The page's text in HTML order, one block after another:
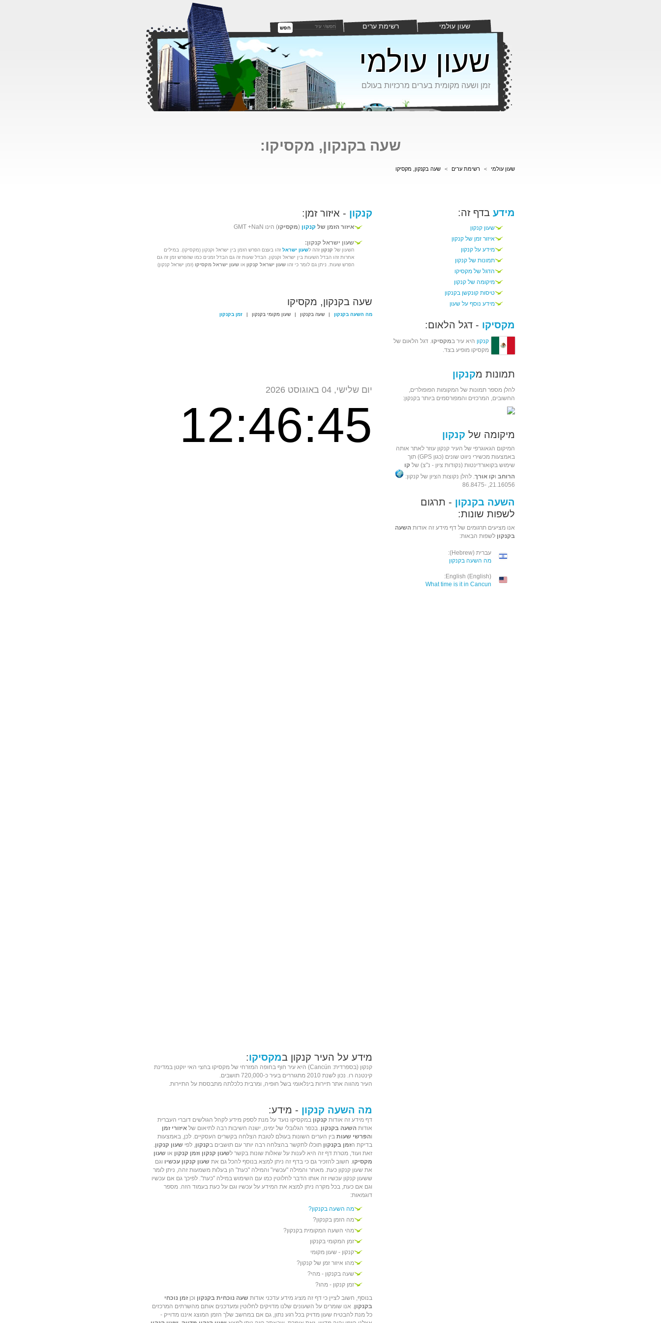
שעון עולמי רשימת ערים חפש
שעון עולמי
זמן ושעה מקומית בערים מרכזיות בעולם
שעה בקנקון, מקסיקו:
שעון עולמי > רשימת ערים > שעה בקנקון, מקסיקו
מידע בדף זה:
שעון קנקון
איזור זמן של קנקון
מידע על קנקון
תמונות של קנקון
הדגל של מקסיקו
מיקומה של קנקון
טיסות קונקשן בקנקון
מידע נוסף על שעון
מקסיקו - דגל הלאום:
קנקון היא עיר במקסיקו. דגל הלאום של
מקסיקו מופיע בצד.
תמונות מקנקון
להלן מספר תמונות של המקומות הפופולרים,
החשובים, המרכזים והמפורסמים ביותר בקנקון:
מיקומה של קנקון
המיקום הגאוגרפי של העיר קנקון עוזר לאתר אותה
באמצעות מכשירי ניווט שונים (כגון GPS) תוך
שימוש בקואורדינטות (נקודות ציון - נ"צ) של קו
הרוחב וקו אורך. להלן נקוצות הציון של קנקון:
21.16056, -86.8475
השעה בקנקון - תרגום
לשפות שונות:
אנו מציעים תרגומים של דף מידע זה אודות השעה
בקנקון לשפות הבאות:
עברית (Hebrew):
מה השעה בקנקון
English (English):
What time is it in Cancun
קנקון - איזור זמן:
איזור הזמן של קנקון (מקסיקו) הינו GMT +NaN
שעון ישראל קנקון:
השעון של קנקון זהה לשעון ישראל זהו בעצם הפרש הזמן בין ישראל וקנקון (מקסיקו). במילים
אחרות זהו הבדל השעות בין ישראל וקנקון. הבדל שעות זה גם הבדל זמנים כמו שהפרש זמן זה גם
הפרש שעות. ניתן גם לומר כי זהו שעון ישראל קנקון או שעון ישראל מקסיקו (זמן ישראל קנקון)
שעה בקנקון, מקסיקו
מה השעה בקנקון | שעה בקנקון | שעון מקומי בקנקון | זמן בקנקון
יום שלישי, 04 באוגוסט 2026
12:46:45
מידע על העיר קנקון במקסיקו:
קנקון (בספרדית: Cancún) היא עיר חוף בחופה המזרחי של מקסיקו בחצי האי יוקטן במדינת
קינטנה רו. נכון לשנת 2010 מתגוררים בעיר כ-720,000 תושבים.
העיר מהווה אתר תיירות בינלאומי בשל חופיה, ומרבית כלכלתה מתבססת על התיירות.
מה השעה קנקון - מידע:
דף מידע זה אודות קנקון במקסיקו נועד על מנת לספק מידע לקהל הגולשים דוברי העברית
אודות השעה בקנקון. בכפר הגלובלי של ימינו, ישנה חשיבות רבה לתיאום של איזורי זמן
והפרשי שעות בין הערים השונות בעולם לטובת הצלחה בקשרים העסקיים. לכן, באמצעות
בדיקת הזמן בקנקון תוכלו לתקשר בהצלחה רבה יותר עם תושבים בקנקון, לפי שעון קנקון.
זאת ועוד, מטרת דף זה היא לענות על שאלות שונות בקשר לשעון קנקון וזמן קנקון או שעון
מקסיקו. חשוב להזכיר גם כי בדף זה ניתן למצא בנוסף להכל גם את שעון קנקון עכשיו וגם
את שעון קנקון כעת. מאחר והמילה "עכשיו" והמילה "כעת" הן בעלות משמעות זהה, ניתן לומר
ששעון קנקון עכשיו זה אותו הדבר לחלוטין כמו עם השימוש במילה "כעת". לפיכך גם אם עכשיו
וגם אם כעת, בכל מקרה ניתן למצא את המידע על עכשיו וגם על כעת בעמוד הזה. מספר
דוגמאות:
מה השעה בקנקון?
מה הזמן בקנקון?
מהי השעה המקומית בקנקון?
זמן המקומי בקנקון
קנקון - שעון מקומי
מהו איזור זמן של קנקון?
שעה בקנקון - מהי?
זמן קנקון - מהו?
בנוסף, חשוב לציין כי דף זה מציג מידע עדכני אודות שעה נוכחית בקנקון וכןזמן נוכחי
בקנקון. אנו שומרים על השעונים שלנו מדויקים לחלוטין ומעדכנים אותם מהשרתים המרכזים
כל מנת להבטיח שעון מדויק בכל רגע נתון, גם אם במחשב שלך הזמן המוצג איננו מדוייק -